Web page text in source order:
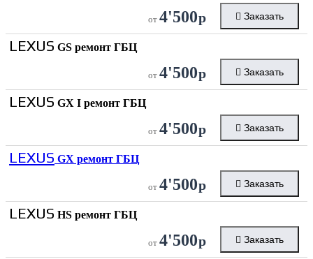
от 4'500р Заказать
LEXUS GS ремонт ГБЦ
от 4'500р Заказать
LEXUS GX I ремонт ГБЦ
от 4'500р Заказать
LEXUS GX ремонт ГБЦ
от 4'500р Заказать
LEXUS HS ремонт ГБЦ
от 4'500р Заказать